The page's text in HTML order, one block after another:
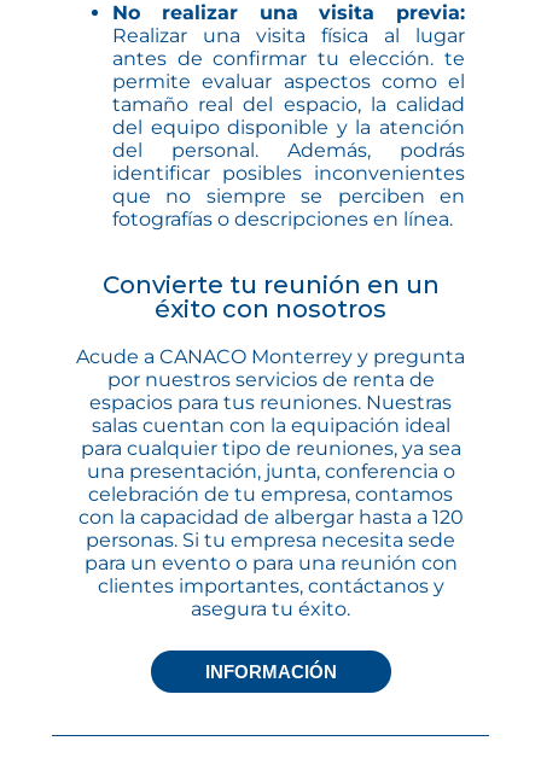
No realizar una visita previa:
Realizar una visita física al lugar
antes de confirmar tu elección. te
permite evaluar aspectos como el
tamaño real del espacio, la calidad
del equipo disponible y la atención
del personal. Además, podrás
identificar posibles inconvenientes
que no siempre se perciben en
fotografías o descripciones en línea.
Convierte tu reunión en un
éxito con nosotros
Acude a CANACO Monterrey y pregunta
por nuestros servicios de renta de
espacios para tus reuniones. Nuestras
salas cuentan con la equipación ideal
para cualquier tipo de reuniones, ya sea
una presentación, junta, conferencia o
celebración de tu empresa, contamos
con la capacidad de albergar hasta a 120
personas. Si tu empresa necesita sede
para un evento o para una reunión con
clientes importantes, contáctanos y
asegura tu éxito.
INFORMACIÓN